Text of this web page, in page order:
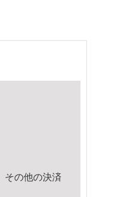
その他の決済